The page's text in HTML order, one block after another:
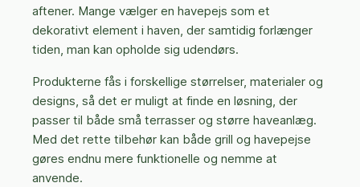
aftener. Mange vælger en havepejs som et
dekorativt element i haven, der samtidig forlænger
tiden, man kan opholde sig udendørs.
Produkterne fås i forskellige størrelser, materialer og
designs, så det er muligt at finde en løsning, der
passer til både små terrasser og større haveanlæg.
Med det rette tilbehør kan både grill og havepejse
gøres endnu mere funktionelle og nemme at
anvende.